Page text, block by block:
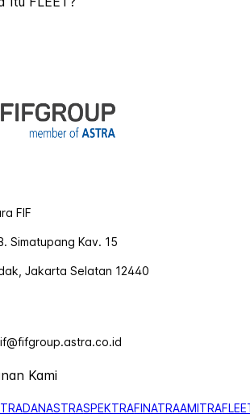
FIF
Simatupang Kav. 15
Jakarta Selatan 12440
Kami
DANASTRASPEKTRAFINATRAAMITRA